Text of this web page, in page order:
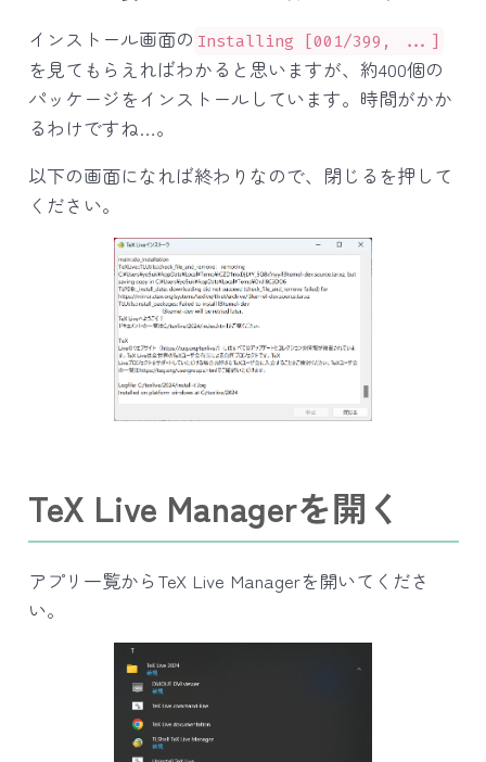
インストール画面の Installing [001/399, ...]
を見てもらえればわかると思いますが、約400個の
パッケージをインストールしています。時間がかか
るわけですね…。
以下の画面になれば終わりなので、閉じるを押して
ください。
TeX Live Managerを開く
アプリ一覧からTeX Live Managerを開いてくださ
い。